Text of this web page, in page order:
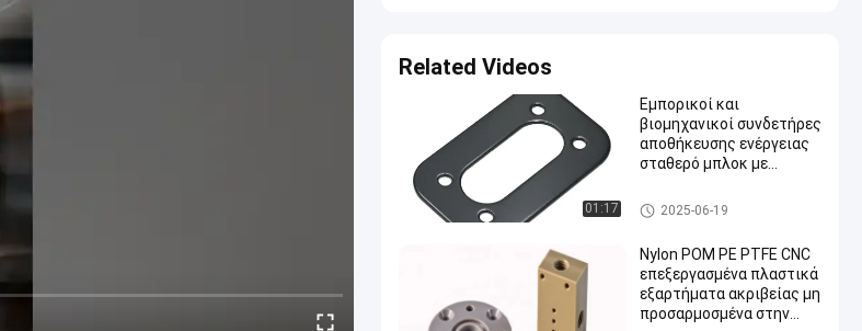
Related Videos
01:17
Εμπορικοί και
βιομηχανικοί συνδετήρες
αποθήκευσης ενέργειας
σταθερό μπλοκ με
επικαλυμμένα με σκόνη
Συνδετήρες ενεργειακής απ
οθήκευσης
2025-06-19
Nylon POM PE PTFE CNC
επεξεργασμένα πλαστικά
εξαρτήματα ακριβείας μη
προσαρμοσμένα στην